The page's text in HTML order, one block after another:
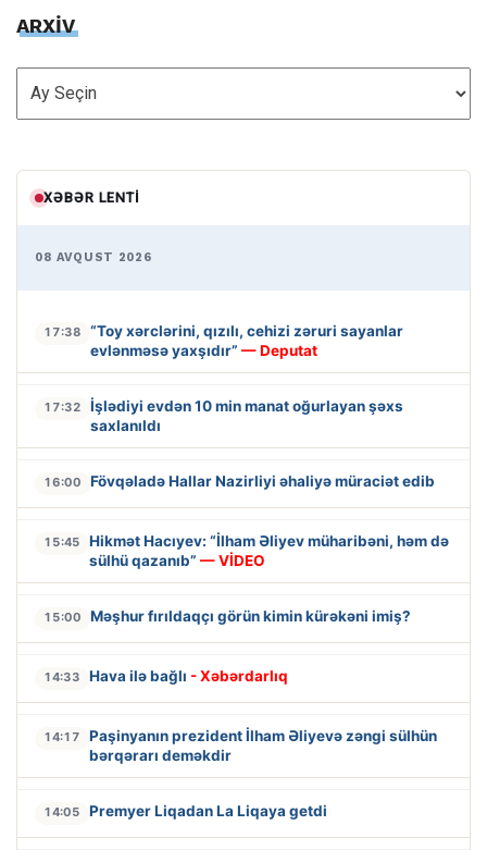
ARXİV
ARXİV
XƏBƏR LENTI
08 AVQUST 2026
17:38
“Toy xərclərini, qızılı, cehizi zəruri sayanlar
evlənməsə yaxşıdır” — Deputat
17:32
İşlədiyi evdən 10 min manat oğurlayan şəxs
saxlanıldı
16:00 Fövqəladə Hallar Nazirliyi əhaliyə müraciət edib
15:45
Hikmət Hacıyev: “İlham Əliyev müharibəni, həm də
sülhü qazanıb” — VİDEO
15:00 Məşhur fırıldaqçı görün kimin kürəkəni imiş?
14:33 Hava ilə bağlı - Xəbərdarlıq
14:17
Paşinyanın prezident İlham Əliyevə zəngi sülhün
bərqərarı deməkdir
14:05 Premyer Liqadan La Liqaya getdi